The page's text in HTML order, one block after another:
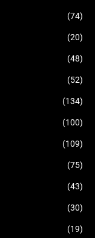
(74)
(20)
(48)
(52)
(134)
(100)
(109)
(75)
(43)
(30)
(19)